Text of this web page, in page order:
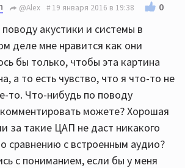
@Alex 19 января 2016 в 19:38 0
акустики и системы в
деле мне нравится как они
бы только, чтобы эта картина
а то есть чувство, что я что-то не
то. Что-нибудь по поводу
можете? Хорошая
за такие ЦАП не даст никакого
сравнению с встроенным аудио?
с пониманием, если бы у меня